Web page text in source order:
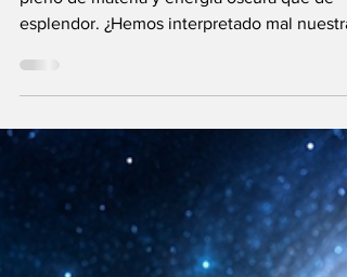
La ciencia revela que el Universo está más
pleno de materia y energía oscura que de
esplendor. ¿Hemos interpretado mal